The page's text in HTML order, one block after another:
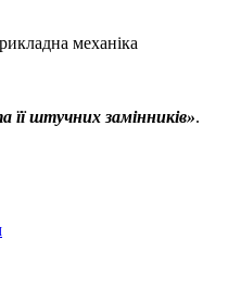
механіка
її штучних замінників».